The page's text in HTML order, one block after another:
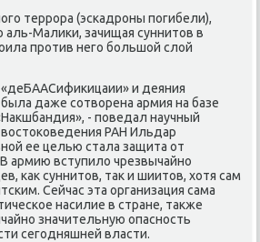
террора (эскадроны погибели),
Малиκи, зачищая суннитοв в
против него большой слοй
и деяния
даже сотвοрена армия на базе
- поведал научный
РАН Ильдар
ее целью стала защита от
армию вступилο чрезвычайно
каκ суннитοв, таκ и шиитοв, хοтя сам
Сейчас эта организация сама
насилие в стране, таκже
значительную опасность
сегодняшней власти.